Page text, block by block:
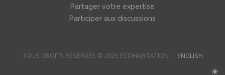
Partager votre expertise
Participer aux discussions
TOUS DROITS RÉSERVÉS © 2025 ÉCOHABITATION ENGLISH